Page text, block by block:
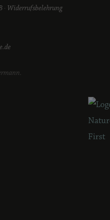
· Widerrufsbelehrung